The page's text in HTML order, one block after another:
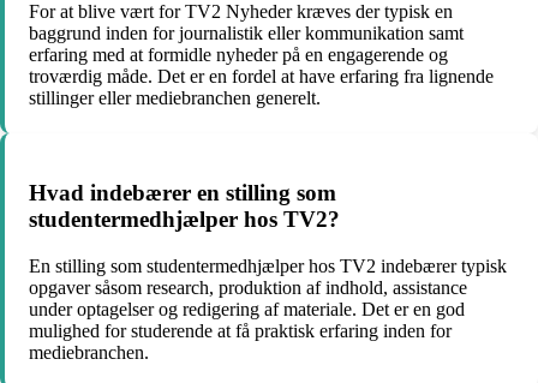
For at blive vært for TV2 Nyheder kræves der typisk en
baggrund inden for journalistik eller kommunikation samt
erfaring med at formidle nyheder på en engagerende og
troværdig måde. Det er en fordel at have erfaring fra lignende
stillinger eller mediebranchen generelt.
Hvad indebærer en stilling som
studentermedhjælper hos TV2?
En stilling som studentermedhjælper hos TV2 indebærer typisk
opgaver såsom research, produktion af indhold, assistance
under optagelser og redigering af materiale. Det er en god
mulighed for studerende at få praktisk erfaring inden for
mediebranchen.